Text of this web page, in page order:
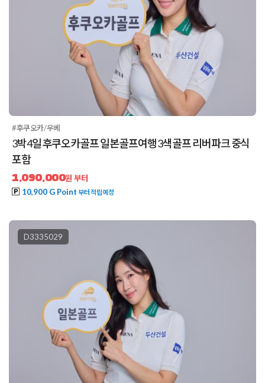
#후쿠오카/우베
3박4일 후쿠오카골프 일본골프여행 3색골프 리버파크 중식
포함
1,090,000원 부터
10,900 G Point 부터 적립예정
D3335029